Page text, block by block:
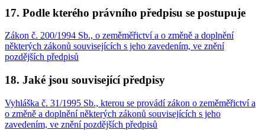
17. Podle kterého právního předpisu se postupuje
Zákon č. 200/1994 Sb., o zeměměřictví a o změně a doplnění
některých zákonů souvisejících s jeho zavedením, ve znění
pozdějších předpisů
18. Jaké jsou související předpisy
Vyhláška č. 31/1995 Sb., kterou se provádí zákon o zeměměřictví a
o změně a doplnění některých zákonů souvisejících s jeho
zavedením, ve znění pozdějších předpisů